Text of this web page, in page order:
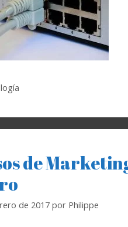
de
de 2017 por Philippe